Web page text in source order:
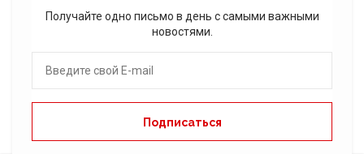
Получайте одно письмо в день с самыми важными
новостями.